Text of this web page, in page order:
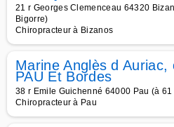
21 r Georges Clemenceau 64320
Bigorre)
Chiropracteur à Bizanos
Marine Anglès d
PAU Et Bordes
38 r Emile Guichenné 64000 Pau (à
Chiropracteur à Pau